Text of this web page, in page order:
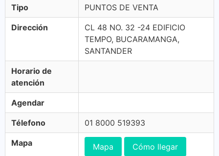
Tipo PUNTOS DE VENTA
Dirección
CL 48 NO. 32 -24 EDIFICIO
TEMPO, BUCARAMANGA,
SANTANDER
Horario de
atención
Agendar
Télefono 01 8000 519393
Mapa Mapa Cómo llegar